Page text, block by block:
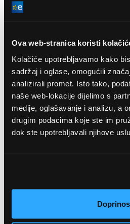
Ova web-stranica koristi
Kolačiće upotrebljavamo kako
sadržaj i oglase, omogućili
analizirali promet. Isto tako,
naše web-lokacije dijelimo s
medije, oglašavanje i analizu, a
drugim podacima koje ste im
dok ste upotrebljavali njihove
Doprinos
Sublue Teen Plutajući za
LAMAX W10.2 akcijska
kamera